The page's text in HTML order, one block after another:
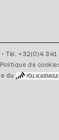
Tél. +32(0)4
Politique de
du